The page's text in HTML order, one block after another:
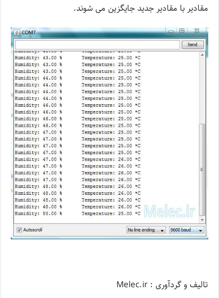
مقادیر با مقادیر جدید جایگزین می شوند.
تالیف و گردآوری : Melec.ir